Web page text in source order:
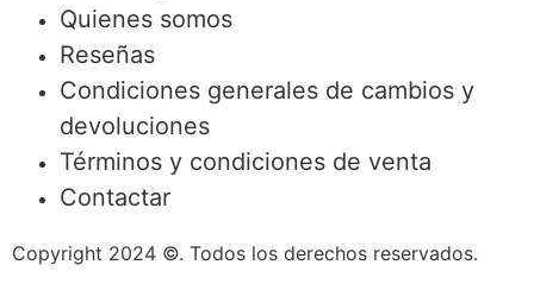
Quienes somos
Reseñas
Condiciones generales de cambios y
devoluciones
Términos y condiciones de venta
Contactar
Copyright 2024 ©. Todos los derechos reservados.